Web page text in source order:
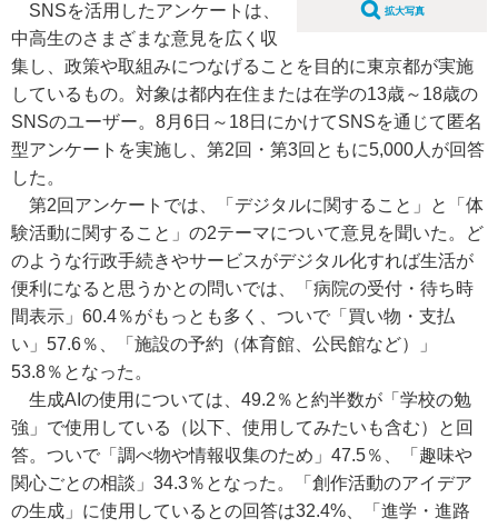
拡大写真
SNSを活用したアンケートは、
中高生のさまざまな意見を広く収
集し、政策や取組みにつなげることを目的に東京都が実施
しているもの。対象は都内在住または在学の13歳～18歳の
SNSのユーザー。8月6日～18日にかけてSNSを通じて匿名
型アンケートを実施し、第2回・第3回ともに5,000人が回答
した。
第2回アンケートでは、「デジタルに関すること」と「体
験活動に関すること」の2テーマについて意見を聞いた。ど
のような行政手続きやサービスがデジタル化すれば生活が
便利になると思うかとの問いでは、「病院の受付・待ち時
間表示」60.4％がもっとも多く、ついで「買い物・支払
い」57.6％、「施設の予約（体育館、公民館など）」
53.8％となった。
生成AIの使用については、49.2％と約半数が「学校の勉
強」で使用している（以下、使用してみたいも含む）と回
答。ついで「調べ物や情報収集のため」47.5％、「趣味や
関心ごとの相談」34.3％となった。「創作活動のアイデア
の生成」に使用しているとの回答は32.4%、「進学・進路